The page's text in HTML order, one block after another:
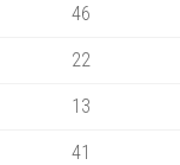
46
22
13
41